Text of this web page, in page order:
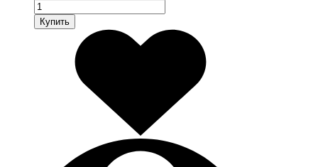
Купить